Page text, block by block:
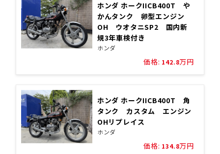
ホンダ ホークIICB400T や
かんタンク 卵型エンジン
OH ウオタニSP2 国内新
規3年車検付き
ホンダ
価格: 142.8万円
ホンダ ホークIICB400T 角
タンク カスタム エンジン
OHリプレイス
ホンダ
価格: 134.8万円